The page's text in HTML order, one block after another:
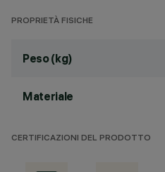
PROPRIETÀ FISICHE
Peso (kg)
Materiale
CERTIFICAZIONI DEL PRODOTTO